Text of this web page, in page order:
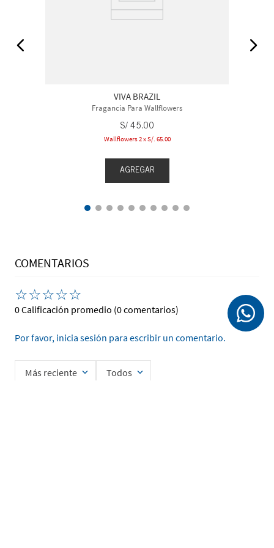
VIVA BRAZIL
Fragancia Para Wallflowers
S/ 45.00
Wallflowers 2 x S/. 65.00
AGREGAR
COMENTARIOS
☆☆☆☆☆
0 Calificación promedio (0 comentarios)
Por favor, inicia sesión para escribir un comentario.
Más reciente Todos